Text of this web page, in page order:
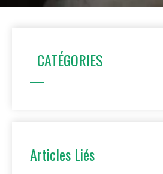
CATÉGORIES
Articles Liés